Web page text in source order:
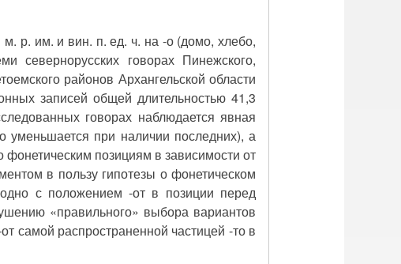
м. р. им. и вин. п. ед. ч. на -о (домо, хлебо,
говорах Пинежского,
районов Архангельской области
записей общей длительностью 41,3
говорах наблюдается явная
уменьшается при наличии последних), а
позициям в зависимости от
в пользу гипотезы о фонетическом
с положением -от в позиции перед
«правильного» выбора вариантов
самой распространенной частицей -то в